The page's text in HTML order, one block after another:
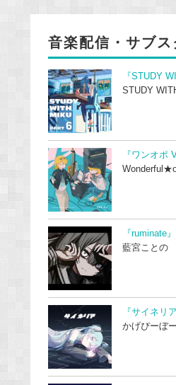
音楽配信・サブス
『STUDY
STUDY
『ワンオポ
『ruminate』
藍宮ことの
『サイネリア
かげぴーぼ